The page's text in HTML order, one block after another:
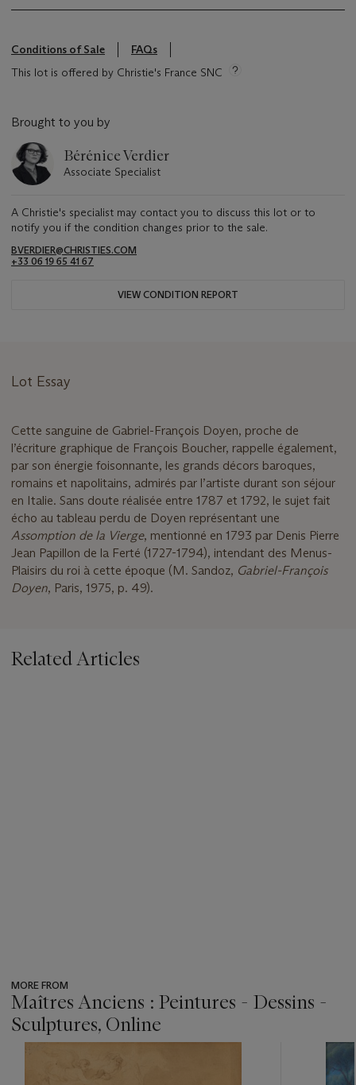
Conditions of Sale
FAQs
This lot is offered by Christie's France SNC
Brought to you by
Bérénice Verdier
Associate Specialist
A Christie's specialist may contact you to discuss this lot or to
notify you if the condition changes prior to the sale.
BVERDIER@CHRISTIES.COM
+33 06 19 65 41 67
VIEW CONDITION REPORT
Lot Essay
Cette sanguine de Gabriel-François Doyen, proche de
l’écriture graphique de François Boucher, rappelle également,
par son énergie foisonnante, les grands décors baroques,
romains et napolitains, admirés par l’artiste durant son séjour
en Italie. Sans doute réalisée entre 1787 et 1792, le sujet fait
écho au tableau perdu de Doyen représentant une
Assomption de la Vierge, mentionné en 1793 par Denis Pierre
Jean Papillon de la Ferté (1727-1794), intendant des Menus-
Plaisirs du roi à cette époque (M. Sandoz, Gabriel-François
Doyen, Paris, 1975, p. 49).
Related Articles
MORE FROM
Maîtres Anciens : Peintures - Dessins -
Sculptures, Online
item_current_of_total_txt